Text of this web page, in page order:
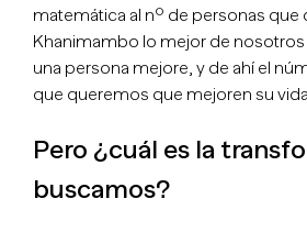
matemática al nº de personas que
Khanimambo lo mejor de
una persona mejore, y de ahí el
que queremos que mejoren su
Pero ¿cuál es la
buscamos?